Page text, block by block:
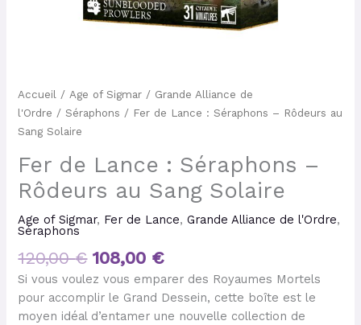
Accueil /Age of Sigmar / Grande Alliance de
l'Ordre /Séraphons / Fer de Lance : Séraphons – Rôdeurs au
Sang Solaire
Fer de Lance : Séraphons –
Rôdeurs au Sang Solaire
Age of Sigmar, Fer de Lance,Grande Alliance de l'Ordre,
Séraphons
120,00€ 108,00 €
Si vous voulez vous emparer des Royaumes Mortels
pour accomplir le Grand Dessein, cette boîte est le
moyen idéal d’entamer une nouvelle collection de